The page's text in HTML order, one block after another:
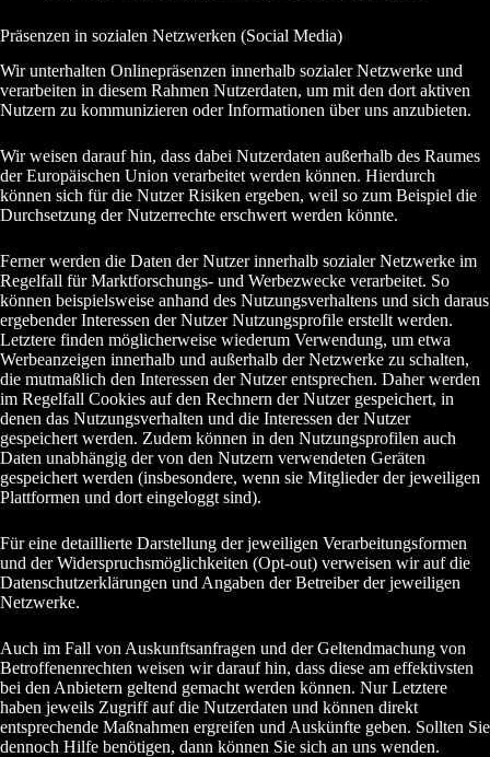
Präsenzen in sozialen Netzwerken (Social Media)
Wir unterhalten Onlinepräsenzen innerhalb sozialer Netzwerke und
verarbeiten in diesem Rahmen Nutzerdaten, um mit den dort aktiven
Nutzern zu kommunizieren oder Informationen über uns anzubieten.
Wir weisen darauf hin, dass dabei Nutzerdaten außerhalb des Raumes
der Europäischen Union verarbeitet werden können. Hierdurch
können sich für die Nutzer Risiken ergeben, weil so zum Beispiel die
Durchsetzung der Nutzerrechte erschwert werden könnte.
Ferner werden die Daten der Nutzer innerhalb sozialer Netzwerke im
Regelfall für Marktforschungs- und Werbezwecke verarbeitet. So
können beispielsweise anhand des Nutzungsverhaltens und sich daraus
ergebender Interessen der Nutzer Nutzungsprofile erstellt werden.
Letztere finden möglicherweise wiederum Verwendung, um etwa
Werbeanzeigen innerhalb und außerhalb der Netzwerke zu schalten,
die mutmaßlich den Interessen der Nutzer entsprechen. Daher werden
im Regelfall Cookies auf den Rechnern der Nutzer gespeichert, in
denen das Nutzungsverhalten und die Interessen der Nutzer
gespeichert werden. Zudem können in den Nutzungsprofilen auch
Daten unabhängig der von den Nutzern verwendeten Geräten
gespeichert werden (insbesondere, wenn sie Mitglieder der jeweiligen
Plattformen und dort eingeloggt sind).
Für eine detaillierte Darstellung der jeweiligen Verarbeitungsformen
und der Widerspruchsmöglichkeiten (Opt-out) verweisen wir auf die
Datenschutzerklärungen und Angaben der Betreiber der jeweiligen
Netzwerke.
Auch im Fall von Auskunftsanfragen und der Geltendmachung von
Betroffenenrechten weisen wir darauf hin, dass diese am effektivsten
bei den Anbietern geltend gemacht werden können. Nur Letztere
haben jeweils Zugriff auf die Nutzerdaten und können direkt
entsprechende Maßnahmen ergreifen und Auskünfte geben. Sollten Sie
dennoch Hilfe benötigen, dann können Sie sich an uns wenden.